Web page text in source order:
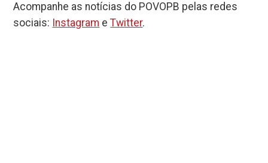
cabeça no
solo, diz
resultando na
morte do
quilométrico
Acompanhe as notícias do POVOPB pelas redes
sociais: Instagram eTwitter.